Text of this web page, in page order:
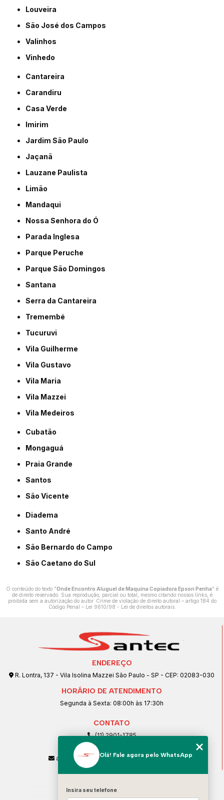
Louveira
São José dos Campos
Valinhos
Vinhedo
Cantareira
Carandiru
Casa Verde
Imirim
Jardim São Paulo
Jaçanã
Lauzane Paulista
Limão
Mandaqui
Nossa Senhora do Ó
Parada Inglesa
Parque Peruche
Parque São Domingos
Santana
Serra da Cantareira
Tremembé
Tucuruvi
Vila Guilherme
Vila Gustavo
Vila Maria
Vila Mazzei
Vila Medeiros
Cubatão
Mongaguá
Praia Grande
Santos
São Vicente
Diadema
Santo André
São Bernardo do Campo
São Caetano do Sul
O conteúdo do texto "Onde Encontro Aluguel de Maquina Copiadora Epson Penha" é
de direito reservado. Sua reprodução, parcial ou total, mesmo citando nossos links, é
proibida sem a autorização do autor. Crime de violação de direito autoral – artigo 184 do
Código Penal – Lei 9610/98 - Lei de direitos autorais.
ENDEREÇO
R. Lontra, 137 - Vila Isolina Mazzei São Paulo - SP - CEP: 02083-030
HORÁRIO DE ATENDIMENTO
Segunda à Sexta: 08:00h às 17:30h
CONTATO
(11) 2901-1785
(11) 99239-1832
atendimento@santeccopiadoras.com.br
Home
Olá! Fale agora pelo WhatsApp
Insira seu telefone